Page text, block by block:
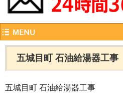
五城目町 石油給湯器工事
五城目町 石油給湯器工事